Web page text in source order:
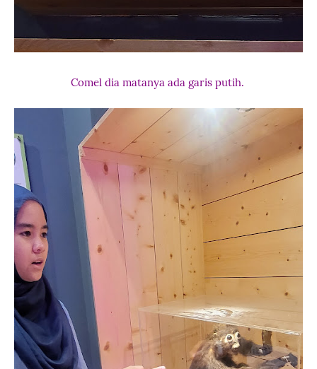
Comel dia matanya ada garis putih.